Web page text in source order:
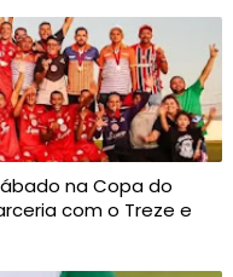
na Copa do
com o Treze e